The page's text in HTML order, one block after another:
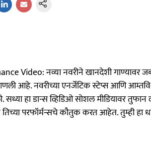
Video: नव्या नवरीने खानदेशी गाण्यावर
आहे. नवरीच्या एनर्जेटिक स्टेप्स आणि
सध्या हा डान्स व्हिडिओ सोशल मीडियावर तुफान
परफॉर्मन्सचे कौतुक करत आहेत. तुम्ही हा